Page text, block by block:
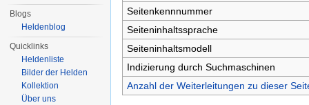
Seitenkennnummer
Seiteninhaltssprache
Seiteninhaltsmodell
Indizierung durch Suchmaschinen
Anzahl der Weiterleitungen zu dieser
Blogs
Heldenblog
Quicklinks
Heldenliste
Bilder der Helden
Kollektion
Über uns